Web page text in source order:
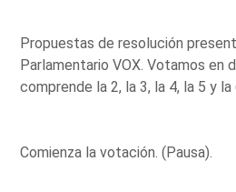
Propuestas de resolución
Parlamentario VOX. Votamos en
comprende la 2, la 3, la 4, la 5 y la
Comienza la votación. (Pausa).